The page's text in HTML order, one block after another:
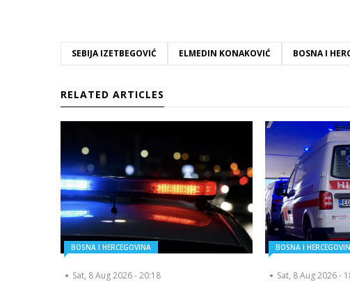
SEBIJA IZETBEGOVIĆ ELMEDIN KONAKOVIĆ BOSNA I
RELATED ARTICLES
BOSNA I HERCEGOVINA
Sat, 8 Aug 2026 - 20:18
BOSNA I
Sat, 8 Aug 2026 -